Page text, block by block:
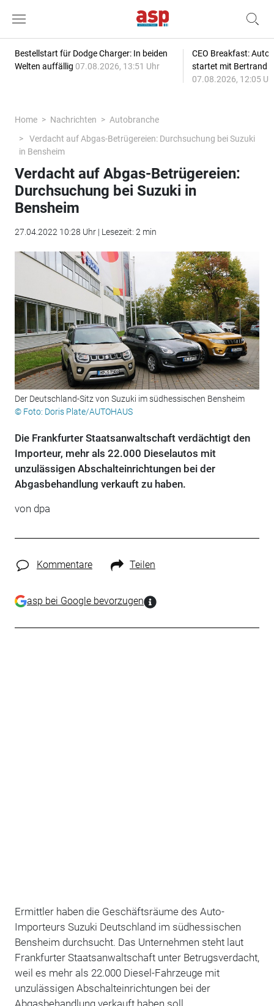
Bestellstart für Dodge Charger: In beiden
Welten auffällig 07.08.2026, 13:51 Uhr
CEO Breakfast:
startet mit Bertrand
07.08.2026, 12:05
Home Nachrichten
Autobranche
Verdacht auf Abgas-Betrügereien: Durchsuchung bei Suzuki
in Bensheim
Verdacht auf Abgas-Betrügereien:
Durchsuchung bei Suzuki in
Bensheim
27.04.2022 10:28 Uhr | Lesezeit: 2 min
Der Deutschland-Sitz von Suzuki im südhessischen Bensheim
© Foto: Doris Plate/AUTOHAUS
Die Frankfurter Staatsanwaltschaft verdächtigt den
Importeur, mehr als 22.000 Dieselautos mit
unzulässigen Abschalteinrichtungen bei der
Abgasbehandlung verkauft zu haben.
von dpa
Kommentare Teilen
asp bei Google bevorzugen
Ermittler haben die Geschäftsräume des Auto-
Importeurs Suzuki Deutschland im südhessischen
Bensheim durchsucht. Das Unternehmen steht laut
Frankfurter Staatsanwaltschaft unter Betrugsverdacht,
weil es mehr als 22.000 Diesel-Fahrzeuge mit
unzulässigen Abschalteinrichtungen bei der
Abgasbehandlung verkauft haben soll.